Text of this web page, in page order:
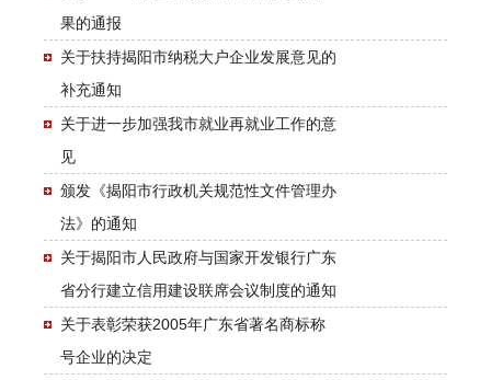
果的通报
关于扶持揭阳市纳税大户企业发展意见的
补充通知
关于进一步加强我市就业再就业工作的意
见
颁发《揭阳市行政机关规范性文件管理办
法》的通知
关于揭阳市人民政府与国家开发银行广东
省分行建立信用建设联席会议制度的通知
关于表彰荣获2005年广东省著名商标称
号企业的决定